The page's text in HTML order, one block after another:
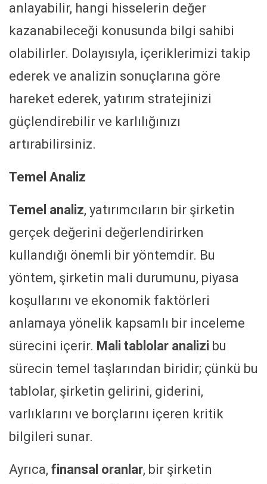
anlayabilir, hangi hisselerin değer
kazanabileceği konusunda bilgi sahibi
olabilirler. Dolayısıyla, içeriklerimizi takip
ederek ve analizin sonuçlarına göre
hareket ederek, yatırım stratejinizi
güçlendirebilir ve karlılığınızı
artırabilirsiniz.
Temel Analiz
Temel analiz, yatırımcıların bir şirketin
gerçek değerini değerlendirirken
kullandığı önemli bir yöntemdir. Bu
yöntem, şirketin mali durumunu, piyasa
koşullarını ve ekonomik faktörleri
anlamaya yönelik kapsamlı bir inceleme
sürecini içerir. Mali tablolar analizi bu
sürecin temel taşlarından biridir; çünkü bu
tablolar, şirketin gelirini, giderini,
varlıklarını ve borçlarını içeren kritik
bilgileri sunar.
Ayrıca, finansal oranlar, bir şirketin